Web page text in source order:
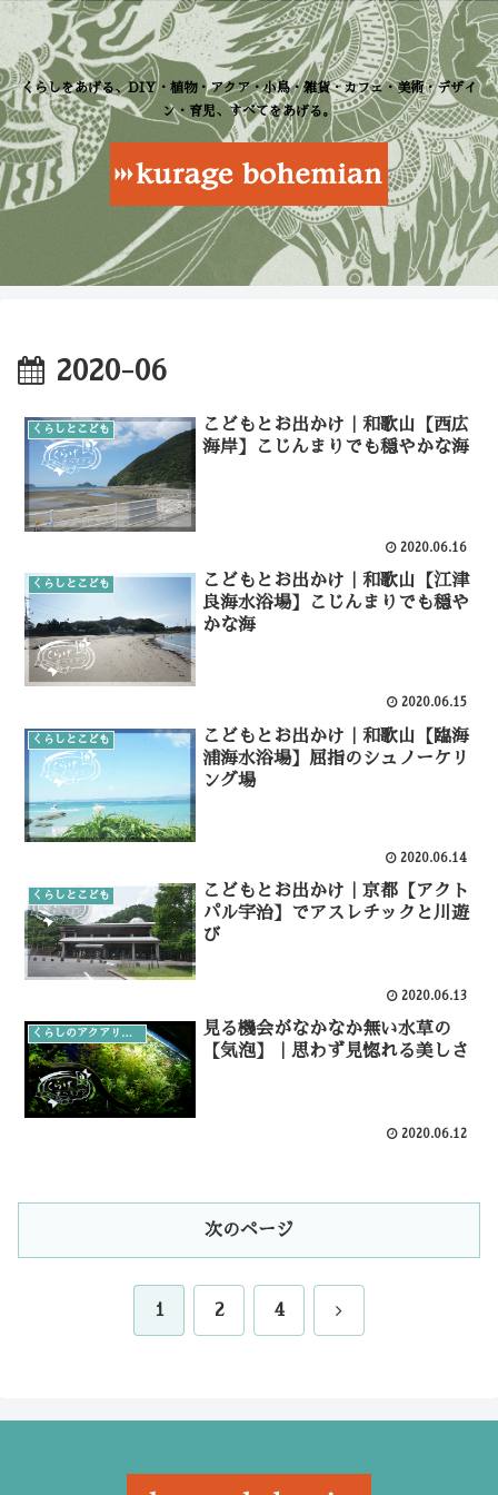
くらしをあげる、DIY・植物・アクア・小鳥・雑貨・カフェ・美術・デザイ
ン・育児、すべてをあげる。
2020-06
くらしとこども
こどもとお出かけ｜和歌山【西広
海岸】こじんまりでも穏やかな海
2020.06.16
くらしとこども
こどもとお出かけ｜和歌山【江津
良海水浴場】こじんまりでも穏や
かな海
2020.06.15
くらしとこども
こどもとお出かけ｜和歌山【臨海
浦海水浴場】屈指のシュノーケリ
ング場
2020.06.14
くらしとこども
こどもとお出かけ｜京都【アクト
パル宇治】でアスレチックと川遊
び
2020.06.13
くらしのアクアリウム
見る機会がなかなか無い水草の
【気泡】｜思わず見惚れる美しさ
2020.06.12
次のページ
1 2 4 次